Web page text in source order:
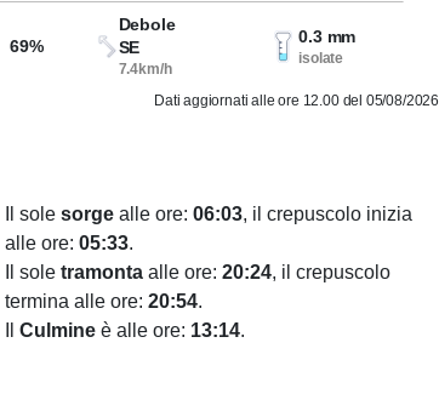
69%
Debole
SE
7.4km/h
0.3 mm
isolate
Dati aggiornati alle ore 12.00 del 05/08/2026
Il sole sorge alle ore: 06:03, il crepuscolo inizia
alle ore: 05:33.
Il sole tramonta alle ore: 20:24, il crepuscolo
termina alle ore: 20:54.
Culmine è alle ore: 13:14.